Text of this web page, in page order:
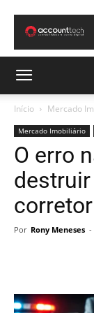
Início Mercado
Mercado Imobiliário
O erro
Por Rony Meneses -